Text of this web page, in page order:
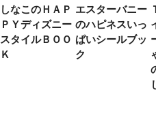
しなこのＨＡＰ
ＰＹディズニー
スタイルＢＯＯ
Ｋ
エスターバニー
のハピネスいっ
ぱいシールブッ
ク